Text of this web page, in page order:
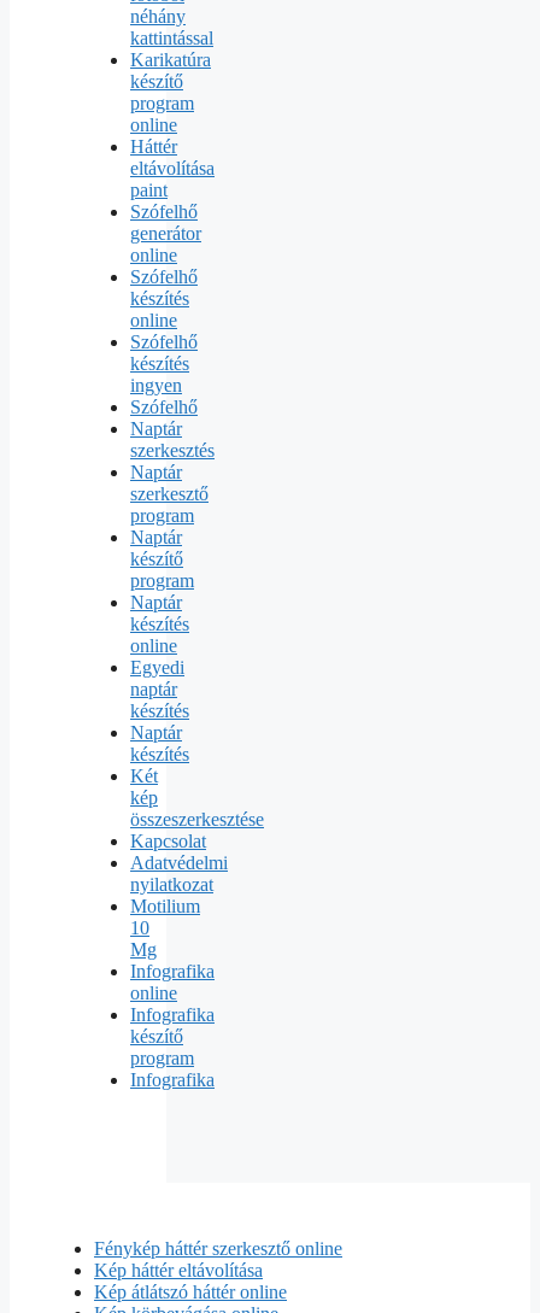
néhány
kattintással
Karikatúra
készítő
program
online
Háttér
eltávolítása
paint
Szófelhő
generátor
online
Szófelhő
készítés
online
Szófelhő
készítés
ingyen
Szófelhő
Naptár
szerkesztés
Naptár
szerkesztő
program
Naptár
készítő
program
Naptár
készítés
online
Egyedi
naptár
készítés
Naptár
készítés
Két
kép
összeszerkesztése
Kapcsolat
Adatvédelmi
nyilatkozat
Motilium
10
Mg
Infografika
online
Infografika
készítő
program
Infografika
Fénykép háttér szerkesztő online
Kép háttér eltávolítása
Kép átlátszó háttér online